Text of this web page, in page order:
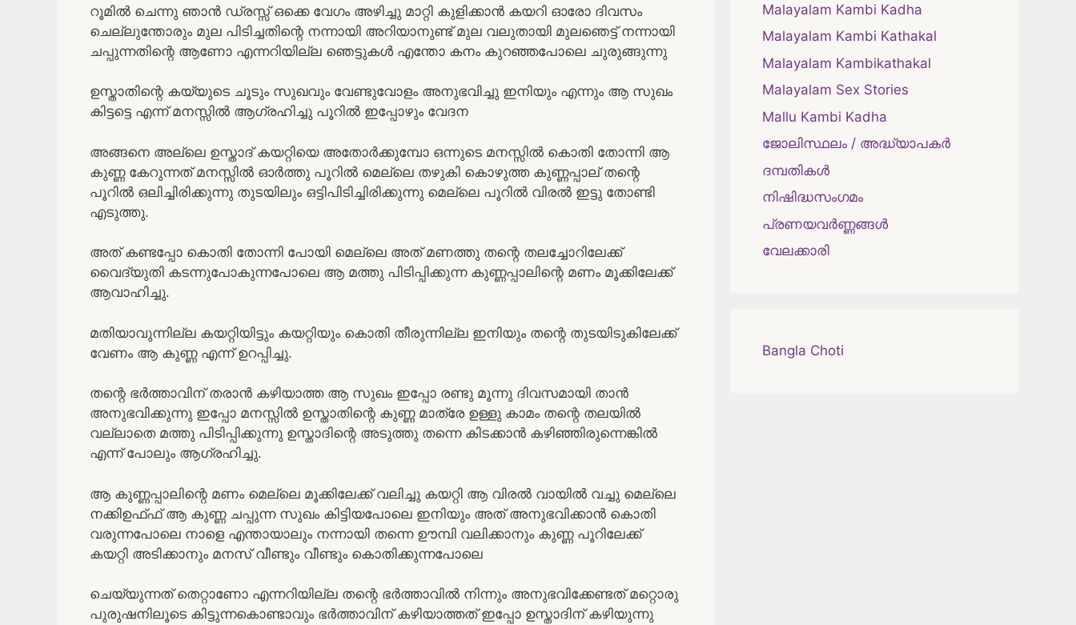
റൂമിൽ ചെന്നു ഞാൻ ഡ്രസ്സ്‌ ഒക്കെ വേഗം അഴിച്ചു മാറ്റി കുളിക്കാൻ കയറി ഓരോ ദിവസം
ചെല്ലുന്തോരും മുല പിടിച്ചതിന്റെ നന്നായി അറിയാനുണ്ട് മുല വലുതായി മുലഞെട്ട് നന്നായി
ചപ്പുന്നതിന്റെ ആണോ എന്നറിയില്ല ഞെട്ടുകൾ എന്തോ കനം കുറഞ്ഞപോലെ ചുരുങ്ങുന്നു
ഉസ്താതിന്റെ കയ്യുടെ ചൂടും സുഖവും വേണ്ടുവോളം അനുഭവിച്ചു ഇനിയും എന്നും ആ സുഖം
കിട്ടട്ടെ എന്ന് മനസ്സിൽ ആഗ്രഹിച്ചു പൂറിൽ ഇപ്പോഴും വേദന
അങ്ങനെ അല്ലെ ഉസ്താദ് കയറ്റിയെ അതോർക്കുമ്പോ ഒന്നുടെ മനസ്സിൽ കൊതി തോന്നി ആ
കുണ്ണ കേറുന്നത് മനസ്സിൽ ഓർത്തു പൂറിൽ മെല്ലെ തഴുകി കൊഴുത്ത കുണ്ണപ്പാല് തന്റെ
പൂറിൽ ഒലിച്ചിരിക്കുന്നു തുടയിലും ഒട്ടിപിടിച്ചിരിക്കുന്നു മെല്ലെ പൂറിൽ വിരൽ ഇട്ടു തോണ്ടി
എടുത്തു.
അത് കണ്ടപ്പോ കൊതി തോന്നി പോയി മെല്ലെ അത് മണത്തു തന്റെ തലച്ചോറിലേക്ക്
വൈദ്യുതി കടന്നുപോകുന്നപോലെ ആ മത്തു പിടിപ്പിക്കുന്ന കുണ്ണപ്പാലിന്റെ മണം മൂക്കിലേക്ക്
ആവാഹിച്ചു.
മതിയാവുന്നില്ല കയറ്റിയിട്ടും കയറ്റിയും കൊതി തീരുന്നില്ല ഇനിയും തന്റെ തുടയിടുകിലേക്ക്
വേണം ആ കുണ്ണ എന്ന് ഉറപ്പിച്ചു.
തന്റെ ഭർത്താവിന് തരാൻ കഴിയാത്ത ആ സുഖം ഇപ്പോ രണ്ടു മൂന്നു ദിവസമായി താൻ
അനുഭവിക്കുന്നു ഇപ്പോ മനസ്സിൽ ഉസ്താതിന്റെ കുണ്ണ മാത്രേ ഉള്ളു കാമം തന്റെ തലയിൽ
വല്ലാതെ മത്തു പിടിപ്പിക്കുന്നു ഉസ്താദിന്റെ അടുത്തു തന്നെ കിടക്കാൻ കഴിഞ്ഞിരുന്നെങ്കിൽ
എന്ന് പോലും ആഗ്രഹിച്ചു.
ആ കുണ്ണപ്പാലിന്റെ മണം മെല്ലെ മൂക്കിലേക്ക് വലിച്ചു കയറ്റി ആ വിരൽ വായിൽ വച്ചു മെല്ലെ
നക്കിഉഫ്ഫ് ആ കുണ്ണ ചപ്പുന്ന സുഖം കിട്ടിയപോലെ ഇനിയും അത് അനുഭവിക്കാൻ കൊതി
വരുന്നപോലെ നാളെ എന്തായാലും നന്നായി തന്നെ ഊമ്പി വലിക്കാനും കുണ്ണ പൂറിലേക്ക്
കയറ്റി അടിക്കാനും മനസ് വീണ്ടും വീണ്ടും കൊതിക്കുന്നപോലെ
ചെയ്യുന്നത് തെറ്റാണോ എന്നറിയില്ല തന്റെ ഭർത്താവിൽ നിന്നും അനുഭവിക്കേണ്ടത് മറ്റൊരു
പുരുഷനിലൂടെ കിട്ടുന്നകൊണ്ടാവും ഭർത്താവിന് കഴിയാത്തത് ഇപ്പോ ഉസ്താദിന് കഴിയുന്നു
Malayalam Kambi Kadha
Malayalam Kambi Kathakal
Malayalam Kambikathakal
Malayalam Sex Stories
Mallu Kambi Kadha
ജോലിസ്ഥലം / അദ്ധ്യാപകർ
ദമ്പതികള്‍
നിഷിദ്ധസംഗമം
പ്രണയവർണ്ണങ്ങൾ
വേലക്കാരി
Bangla Choti